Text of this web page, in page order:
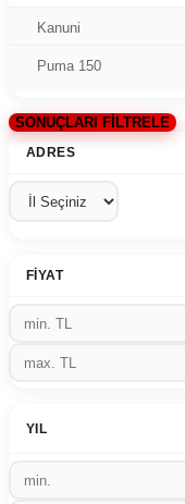
Kanuni
Puma 150
SONUÇLARI FİLTRELE
ADRES
FIYAT
YIL